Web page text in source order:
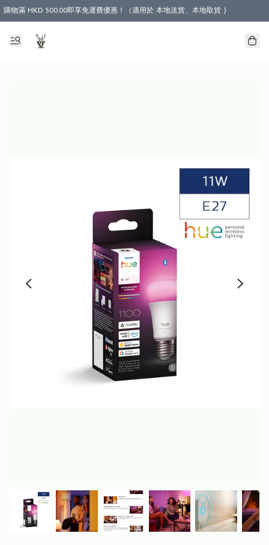
購物滿 HKD 500.00即享免運費優惠！（適用於 本地送貨、本地取貨 )